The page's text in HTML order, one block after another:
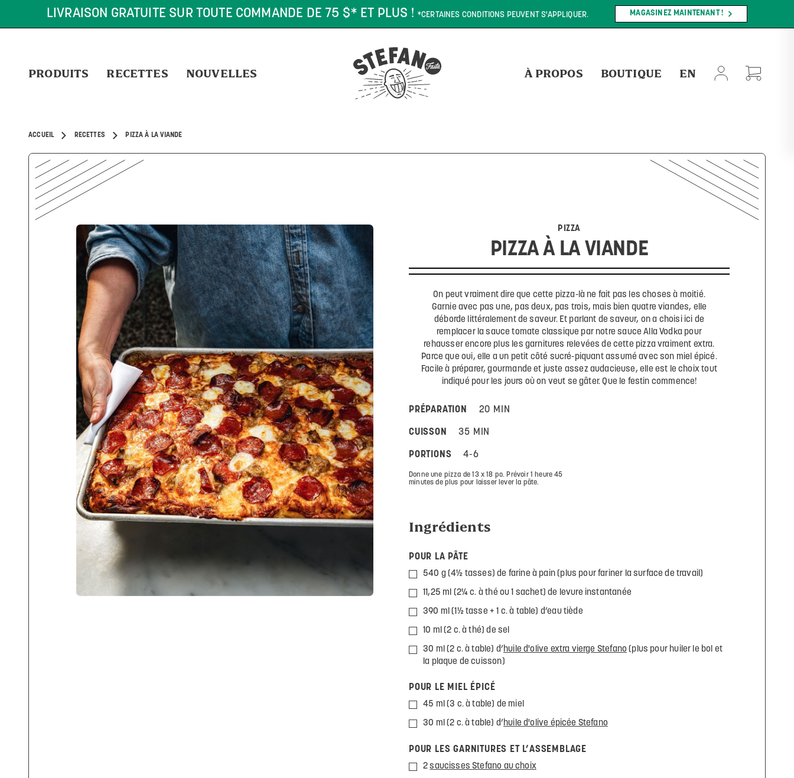
LIVRAISON GRATUITE SUR TOUTE COMMANDE DE 75 $* ET PLUS ! *CERTAINES CONDITIONS PEUVENT S'APPLIQUER. MAGASINEZ MAINTENANT !
PRODUITS RECETTES NOUVELLES À PROPOS BOUTIQUE EN
ACCUEIL RECETTES PIZZA À LA VIANDE
PIZZA
PIZZA À LA VIANDE
On peut vraiment dire que cette pizza-là ne fait pas les choses à moitié.
Garnie avec pas une, pas deux, pas trois, mais bien quatre viandes, elle
déborde littéralement de saveur. Et parlant de saveur, on a choisi ici de
remplacer la sauce tomate classique par notre sauce Alla Vodka pour
rehausser encore plus les garnitures relevées de cette pizza vraiment extra.
Parce que oui, elle a un petit côté sucré-piquant assumé avec son miel épicé.
Facile à préparer, gourmande et juste assez audacieuse, elle est le choix tout
indiqué pour les jours où on veut se gâter. Que le festin commence!
PRÉPARATION 20 MIN
CUISSON 35 MIN
PORTIONS 4-6
Donne une pizza de 13 x 18 po. Prévoir 1 heure 45
minutes de plus pour laisser lever la pâte.
Ingrédients
POUR LA PÂTE
540 g (4½ tasses) de farine à pain (plus pour fariner la surface de travail)
11,25 ml (2¼ c. à thé ou 1 sachet) de levure instantanée
390 ml (1½ tasse + 1 c. à table) d’eau tiède
10 ml (2 c. à thé) de sel
30 ml (2 c. à table) d’ huile d'olive extra vierge Stefano (plus pour huiler le bol et
la plaque de cuisson)
POUR LE MIEL ÉPICÉ
45 ml (3 c. à table) de miel
30 ml (2 c. à table) d’ huile d'olive épicée Stefano
POUR LES GARNITURES ET L’ASSEMBLAGE
2saucisses Stefano au choix